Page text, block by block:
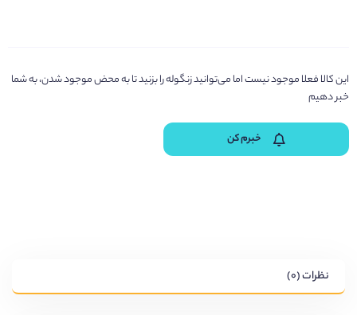
این کالا فعلا موجود نیست اما می‌توانید زنگوله را بزنید تا به محض موجود شدن، به شما
خبر دهیم
خبرم کن
نظرات (۰)